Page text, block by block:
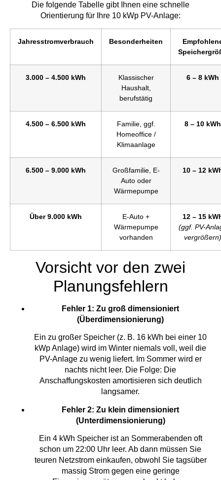
Die folgende Tabelle gibt Ihnen eine schnelle
Orientierung für Ihre 10 kWp PV-Anlage:
Jahresstromverbrauch Besonderheiten
3.000 – 4.500 kWh
Klassischer
Haushalt,
berufstätig
6 – 8 kWh
4.500 – 6.500 kWh
Familie, ggf.
Homeoffice /
Klimaanlage
8 – 10 kWh
6.500 – 9.000 kWh
Großfamilie, E-
Auto oder
Wärmepumpe
10 – 12
Über 9.000 kWh
E-Auto +
Wärmepumpe
vorhanden
12 – 15
(ggf. PV-
vergrößern)
Vorsicht vor den zwei
Planungsfehlern
Fehler 1: Zu groß dimensioniert
(Überdimensionierung)
Ein zu großer Speicher (z. B. 16 kWh bei einer 10
kWp Anlage) wird im Winter niemals voll, weil die
PV-Anlage zu wenig liefert. Im Sommer wird er
nachts nicht leer. Die Folge: Die
Anschaffungskosten amortisieren sich deutlich
langsamer.
Fehler 2: Zu klein dimensioniert
(Unterdimensionierung)
Ein 4 kWh Speicher ist an Sommerabenden oft
schon um 22:00 Uhr leer. Ab dann müssen Sie
teuren Netzstrom einkaufen, obwohl Sie tagsüber
massig Strom gegen eine geringe